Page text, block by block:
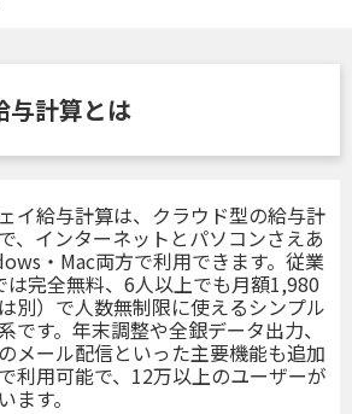
与計算とは
イ給与計算は、クラウド型の給与計
、インターネットとパソコンさえあ
・Mac両方で利用できます。従業
は完全無料、6人以上でも月額1,980
別）で人数無制限に使えるシンプル
です。年末調整や全銀データ出力、
メール配信といった主要機能も追加
利用可能で、12万以上のユーザーが
ます。